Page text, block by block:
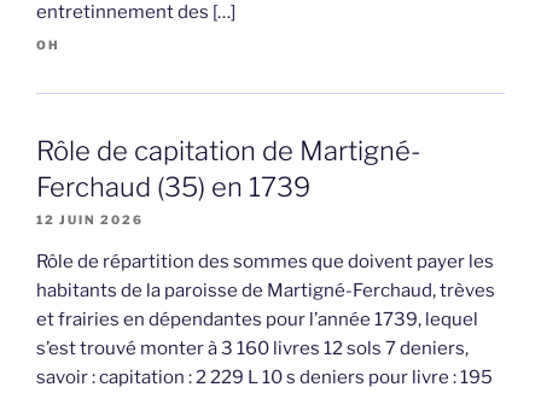
entretinnement des […]
OH
Rôle de capitation de Martigné-
Ferchaud (35) en 1739
12 JUIN 2026
Rôle de répartition des sommes que doivent payer les
habitants de la paroisse de Martigné-Ferchaud, trèves
et frairies en dépendantes pour l’année 1739, lequel
s’est trouvé monter à 3 160 livres 12 sols 7 deniers,
savoir : capitation : 2 229 L 10 s deniers pour livre : 195